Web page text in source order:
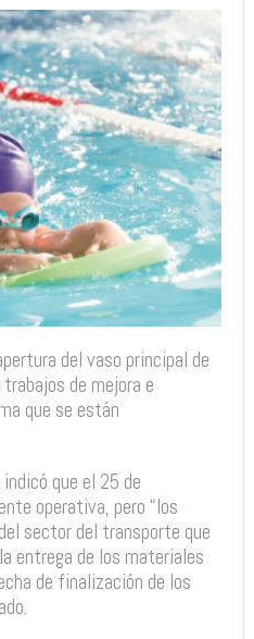
del vaso principal de
de mejora e
que se están
que el 25 de
operativa, pero “los
sector del transporte que
entrega de los materiales
de finalización de los